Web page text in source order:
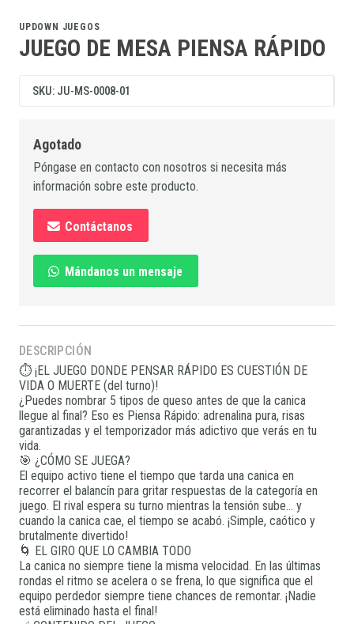
UPDOWN JUEGOS
JUEGO DE MESA PIENSA RÁPIDO
SKU: JU-MS-0008-01
Agotado
Póngase en contacto con nosotros si necesita más
información sobre este producto.
Contáctanos
Mándanos un mensaje
DESCRIPCIÓN
⏱️ ¡EL JUEGO DONDE PENSAR RÁPIDO ES CUESTIÓN DE
VIDA O MUERTE (del turno)!
¿Puedes nombrar 5 tipos de queso antes de que la canica
llegue al final? Eso es Piensa Rápido: adrenalina pura, risas
garantizadas y el temporizador más adictivo que verás en tu
vida.
🎯 ¿CÓMO SE JUEGA?
El equipo activo tiene el tiempo que tarda una canica en
recorrer el balancín para gritar respuestas de la categoría en
juego. El rival espera su turno mientras la tensión sube... y
cuando la canica cae, el tiempo se acabó. ¡Simple, caótico y
brutalmente divertido!
🌀 EL GIRO QUE LO CAMBIA TODO
La canica no siempre tiene la misma velocidad. En las últimas
rondas el ritmo se acelera o se frena, lo que significa que el
equipo perdedor siempre tiene chances de remontar. ¡Nadie
está eliminado hasta el final!